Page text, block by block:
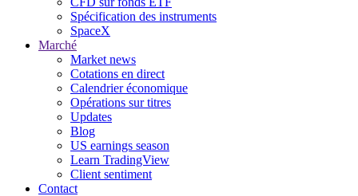
Spécification des instruments
SpaceX
Marché
Market news
Cotations en direct
Calendrier économique
Opérations sur titres
Updates
Blog
US earnings season
Learn TradingView
Client sentiment
Contact